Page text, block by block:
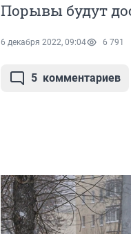
Порывы будут
6 декабря 2022, 09:04 6 791
5 комментариев